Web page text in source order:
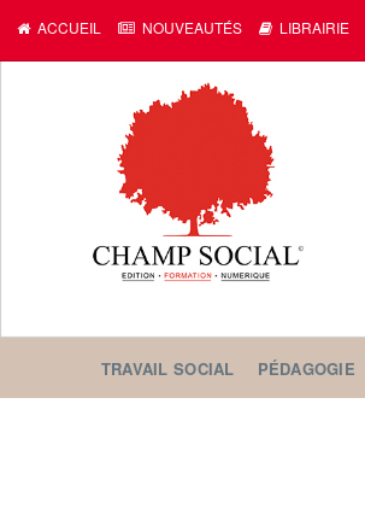
ACCUEIL NOUVEAUTÉS LIBRAIRIE
TRAVAIL SOCIAL PÉDAGOGIE